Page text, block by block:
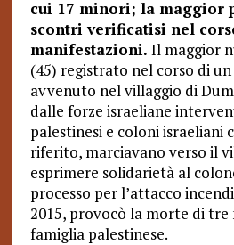
cui 17 minori; la maggior
scontri verificatisi nel
manifestazioni. Il maggior
(45) registrato nel corso di
avvenuto nel villaggio di
dalle forze israeliane
palestinesi e coloni israeliani
riferito, marciavano verso il
esprimere solidarietà al
processo per l’attacco
2015, provocò la morte di tre
famiglia palestinese.